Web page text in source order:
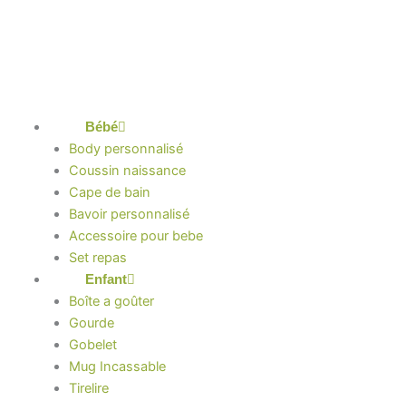
Bébé
Body personnalisé
Coussin naissance
Cape de bain
Bavoir personnalisé
Accessoire pour bebe
Set repas
Enfant
Boîte a goûter
Gourde
Gobelet
Mug Incassable
Tirelire